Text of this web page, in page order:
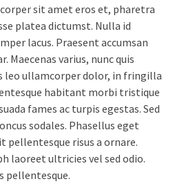
sit amet eros et, pharetra
platea dictumst. Nulla id
lacus. Praesent accumsan
Maecenas varius, nunc quis
leo ullamcorper dolor, in fringilla
habitant morbi tristique
fames ac turpis egestas. Sed
sodales. Phasellus eget
pellentesque risus a ornare.
laoreet ultricies vel sed odio.